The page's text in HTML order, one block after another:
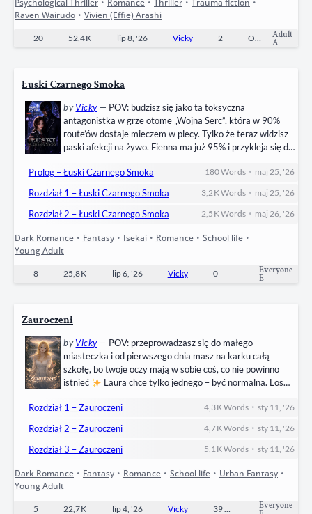
Raven Wairudo • Vivien (Effie) Arashi
20 52,4 K lip 8, '26 Vicky 2 Ongoing Adult
A
Łuski Czarnego Smoka
byVicky— POV: budzisz się jako ta toksyczna
antagonistka w grze otome „Wojna Serc”, która w 90%
route’ów dostaje mieczem w plecy. Tylko że teraz widzisz
paski afekcji na żywo. Fienna ma już 95% i przykleja się do
przyjaciółkami”. Ashton (Czarny Rycerz, chodząca śmierć)
warczy, że chcesz go…
Prolog – Łuski Czarnego Smoka 180Words • maj 25, '26
Rozdział 1 – Łuski Czarnego Smoka 3,2 KWords • maj 25, '26
Rozdział 2 – Łuski Czarnego Smoka 2,5 KWords • maj 26, '26
Dark Romance • Fantasy • Isekai • Romance • School life •
Young Adult
8 25,8 K lip 6, '26 Vicky 0 OngoingEveryone
E
Zauroczeni
byVicky— POV: przeprowadzasz się do małego
miasteczka i od pierwszego dnia masz na karku całą
szkołę, bo twoje oczy mają w sobie coś, co nie powinno
istnieć
Laura chce tylko jednego – być normalna. Los
lider Cuervo, który nagle musi siedzieć w szkolnej ławce –
wpada w nią jak w starożytną klątwę. Od pierwszego
spojrzenia.…
Rozdział 1 – Zauroczeni 4,3 KWords •sty 11, '26
Rozdział 2 – Zauroczeni 4,7 KWords •sty 11, '26
Rozdział 3 – Zauroczeni 5,1 KWords •sty 11, '26
Dark Romance • Fantasy • Romance • School life • Urban Fantasy •
Young Adult
5 22,7 K lip 4, '26 Vicky 39 Completed
Everyone